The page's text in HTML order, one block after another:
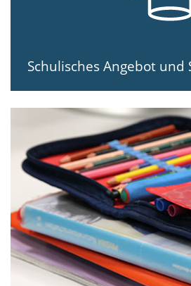
Schulisches Angebot